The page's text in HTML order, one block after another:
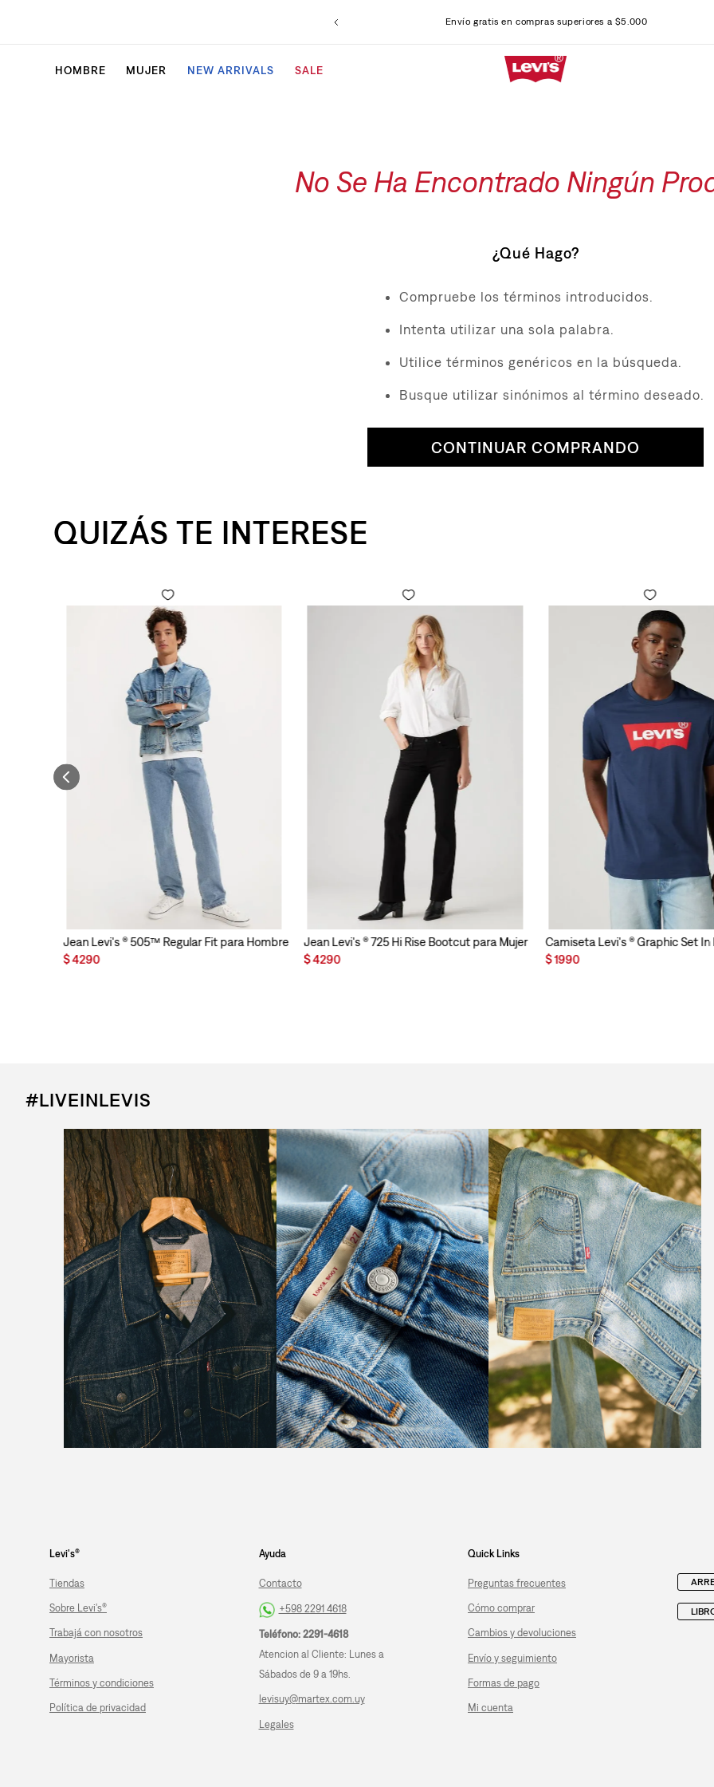
Envío gratis en compras superiores a $5.000
HOMBRE MUJER NEW ARRIVALS SALE
No Se Ha Encontrado Ningún
¿Qué Hago?
Compruebe los términos introducidos.
Intenta utilizar una sola palabra.
Utilice términos genéricos en la búsqueda.
Busque utilizar sinónimos al término deseado.
CONTINUAR COMPRANDO
QUIZÁS TE INTERESE
Jean Levi's ® 505™ Regular Fit para Hombre
$4290
Jean Levi's ® 725 Hi Rise Bootcut para Mujer
$4290
Camiseta Levi's ® Graphic Set
$1990
#LIVEINLEVIS
Levi's®
Tiendas
Sobre Levi's®
Trabajá con nosotros
Mayorista
Términos y condiciones
Política de privacidad
Ayuda
Contacto
+598 2291 4618
Teléfono: 2291-4618
Atencion al Cliente: Lunes a
Sábados de 9 a 19hs.
levisuy@martex.com.uy
Legales
Quick Links
Preguntas frecuentes
Cómo comprar
Cambios y devoluciones
Envío y seguimiento
Formas de pago
Mi cuenta